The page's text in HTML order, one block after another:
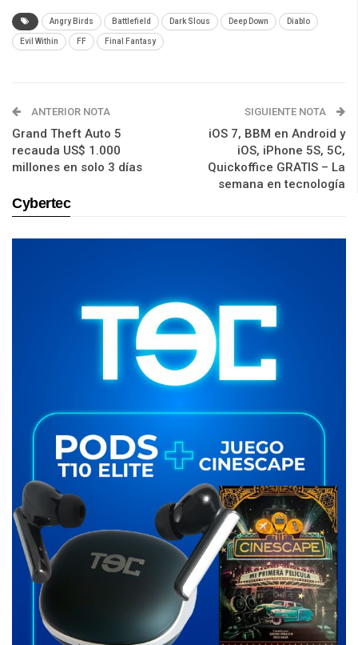
Angry Birds Battlefield Dark Slous Deep Down Diablo
Evil Within FF Final Fantasy
ANTERIOR NOTA
Grand Theft Auto 5
recauda US$ 1.000
millones en solo 3 días
SIGUIENTE NOTA
iOS 7, BBM en Android y
iOS, iPhone 5S, 5C,
Quickoffice GRATIS – La
semana en tecnología
Cybertec